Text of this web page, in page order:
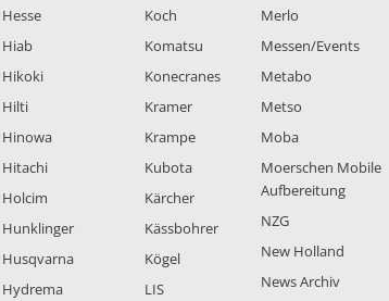
Hesse
Hiab
Hikoki
Hilti
Hinowa
Hitachi
Holcim
Hunklinger
Husqvarna
Hydrema
Koch
Komatsu
Konecranes
Kramer
Krampe
Kubota
Kärcher
Kässbohrer
Kögel
LIS
Merlo
Messen/Events
Metabo
Metso
Moba
Moerschen Mobile
Aufbereitung
NZG
New Holland
News Archiv